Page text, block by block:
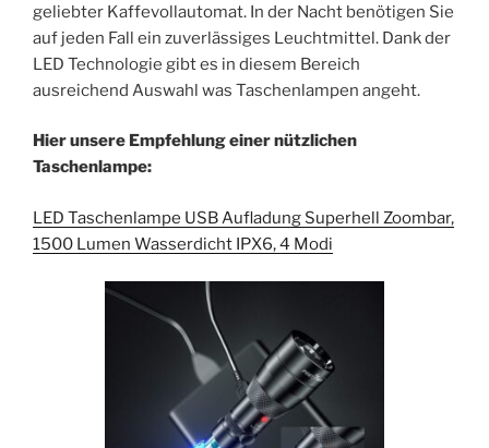
geliebter Kaffevollautomat. In der Nacht benötigen Sie
auf jeden Fall ein zuverlässiges Leuchtmittel. Dank der
LED Technologie gibt es in diesem Bereich
ausreichend Auswahl was Taschenlampen angeht.
Hier unsere Empfehlung einer nützlichen
Taschenlampe:
LED Taschenlampe USB Aufladung Superhell Zoombar,
1500 Lumen Wasserdicht IPX6, 4 Modi